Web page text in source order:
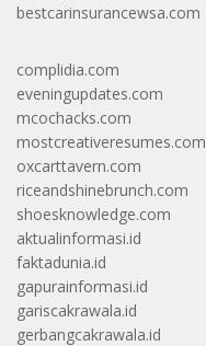
bestcarinsurancewsa.com
complidia.com
eveningupdates.com
mcochacks.com
mostcreativeresumes.com
oxcarttavern.com
riceandshinebrunch.com
shoesknowledge.com
aktualinformasi.id
faktadunia.id
gapurainformasi.id
gariscakrawala.id
gerbangcakrawala.id